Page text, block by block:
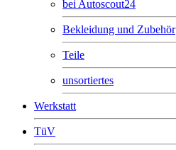
bei Autoscout24
Bekleidung und Zubehör
Teile
unsortiertes
Werkstatt
TüV